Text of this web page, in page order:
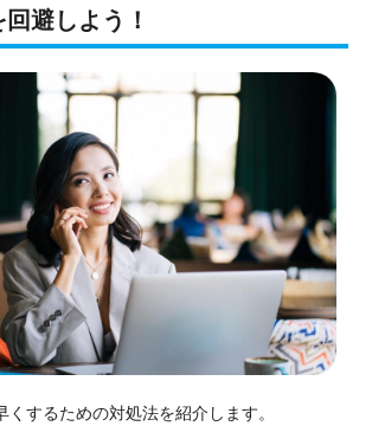
避しよう！
くするための対処法を紹介します。